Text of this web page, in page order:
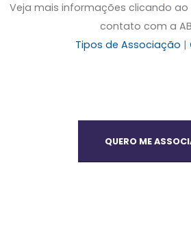
Veja mais informações clicando
contato com a
Tipos de Associação |
QUERO ME